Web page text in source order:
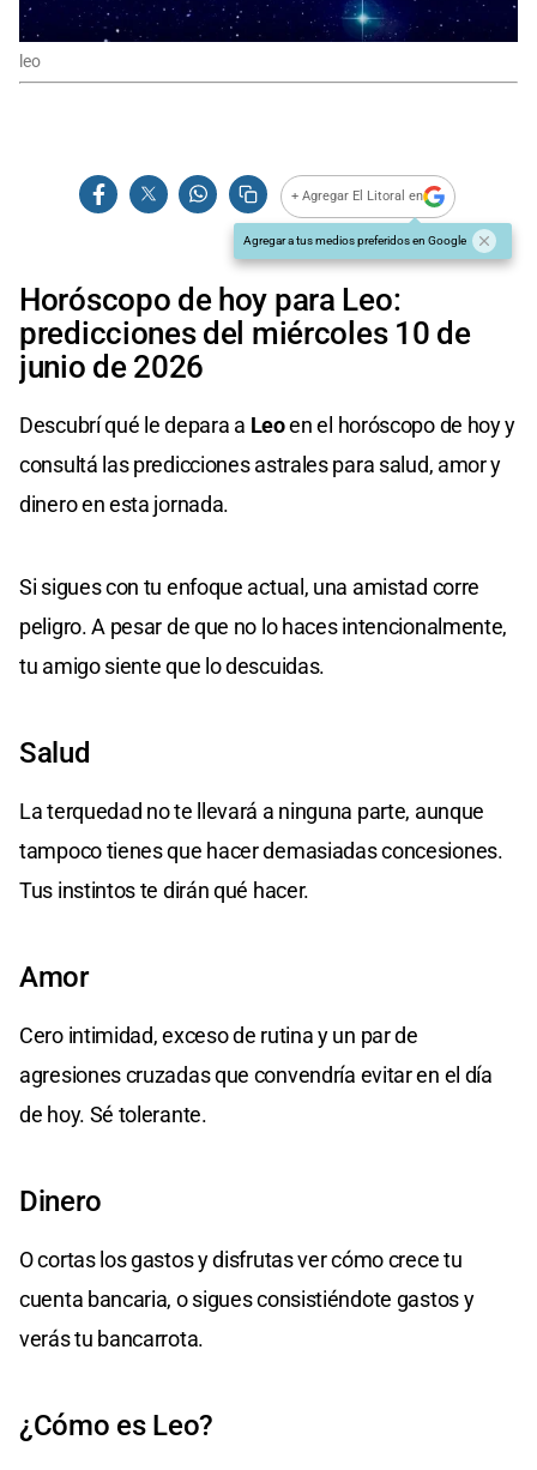
leo
+ Agregar El Litoral en
Agregar a tus medios preferidos en Google
Horóscopo de hoy para Leo:
predicciones del miércoles 10 de
junio de 2026
Descubrí qué le depara a Leoen el horóscopo de hoy y
consultá las predicciones astrales para salud, amor y
dinero en esta jornada.
Si sigues con tu enfoque actual, una amistad corre
peligro. A pesar de que no lo haces intencionalmente,
tu amigo siente que lo descuidas.
Salud
La terquedad no te llevará a ninguna parte, aunque
tampoco tienes que hacer demasiadas concesiones.
Tus instintos te dirán qué hacer.
Amor
Cero intimidad, exceso de rutina y un par de
agresiones cruzadas que convendría evitar en el día
de hoy. Sé tolerante.
Dinero
O cortas los gastos y disfrutas ver cómo crece tu
cuenta bancaria, o sigues consistiéndote gastos y
verás tu bancarrota.
¿Cómo es Leo?